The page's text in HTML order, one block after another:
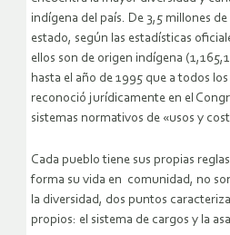
indígena del país. De 3,5 millones
estado, según las estadísticas
ellos son de origen indígena
hasta el año de 1995 que a todos
reconoció jurídicamente en el
sistemas normativos de «usos y
Cada pueblo tiene sus propias
forma su vida en comunidad, no
la diversidad, dos puntos
propios: el sistema de cargos y la